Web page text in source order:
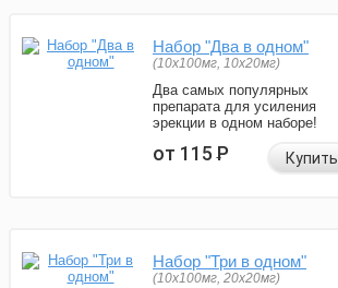
Набор "Два в одном"
(10x100мг, 10x20мг)
Два самых популярных
препарата для усиления
эрекции в одном наборе!
от 115Р Купить
Набор "Три в одном"
(10x100мг, 20x20мг)